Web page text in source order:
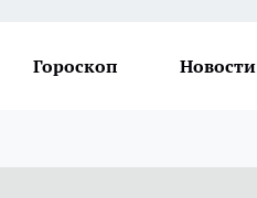
Гороскоп Новости